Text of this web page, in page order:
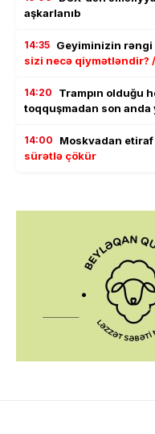
aşkarlanıb
14:35 Geyiminizin rəngi
sizi necə qiymətləndir? /
14:20
Trampın olduğu
toqquşmadan son anda
14:00 Moskvadan etiraf
sürətlə çökür